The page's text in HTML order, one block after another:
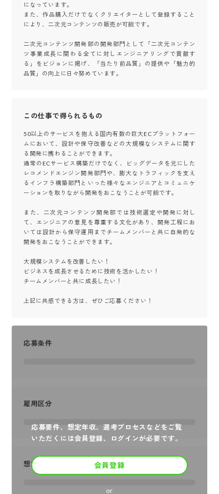
になっています。
また、作品購入だけでなくクリエイターとして登録すること
により、二次元コンテンツの販売が可能です。
二次元コンテンツ開発部の開発部門として「二次元コンテン
ツ事業成長に関わる全てに対しエンジニアリングで貢献す
る」をビジョンに掲げ、「当たり前品質」の提供や「魅力的
品質」の向上に日々努めています。
この仕事で得られるもの
50以上のサービスを抱える国内有数の巨大ECプラットフォー
ムにおいて、設計や保守改善などの大規模なシステムに関す
る開発に携わることができます。
通常のECサービス構築だけでなく、ビッグデータを元にした
レコメンドエンジン開発部門や、膨大なトラフィックを支え
るインフラ構築部門といった様々なエンジニアとコミュニケ
ーションを取りながら開発をおこなうことが可能です。
また、二次元コンテンツ開発部では技術選定や開発に対し
て、エンジニアの意見を尊重する文化があり、開発工程にお
いては設計から保守運用までチームメンバーと共に自発的な
開発をおこなうことができます。
大規模システムを改善したい！
ビジネスを成長させるために技術を活かしたい！
チームメンバーと共に成長したい！
上記に共感できる方は、ぜひご応募ください！
応募要件、想定年収、選考プロセスなどをご覧
いただくには会員登録、ログインが必要です。
会員登録
or
応募条件
雇用区分
想定年収